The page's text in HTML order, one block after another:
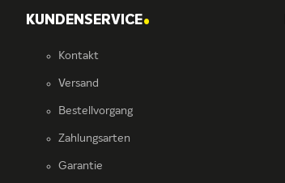
KUNDENSERVICE.
Kontakt
Versand
Bestellvorgang
Zahlungsarten
Garantie